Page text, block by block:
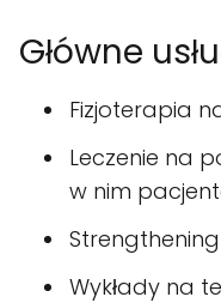
Główne
Fizjoterapia
Leczenie na
w nim
Wykłady na